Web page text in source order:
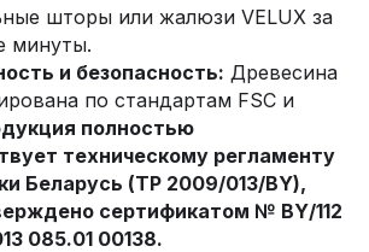
шторы или жалюзи VELUX за
минуты.
и безопасность: Древесина
по стандартам FSC и
полностью
техническому регламенту
Беларусь (ТР 2009/013/BY),
сертификатом № BY/112
085.01 00138.